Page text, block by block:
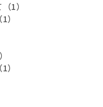
1）
）
）